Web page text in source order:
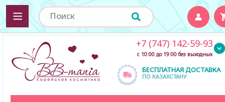
БЕСПЛАТНАЯ ДОСТАВКА
ПО КАЗАХСТАНУ
+7 (747) 142-59-93
с 10:00 до 19:00 без выходных